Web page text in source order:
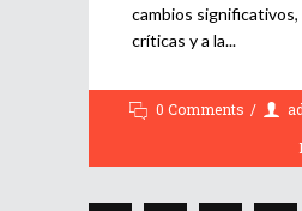
cambios significativos,
críticas y a la
0 Comments